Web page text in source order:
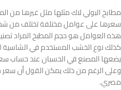
مطابخ البولي لاك مثلها مثل غيرها من
سعرها على عوامل مختلفة تختلف من
هذه العوامل هو حجم المطبخ المراد
كذلك نوع الخشب المستخدم في الشاسية
مصري.